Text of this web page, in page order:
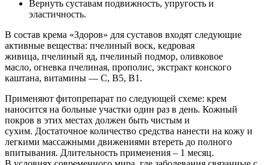
Вернуть суставам подвижность, упругость и
эластичность.
В состав крема «Здоров» для суставов входят следующие
активные вещества: пчелиный воск, кедровая
живица, пчелиный яд, пчелиный подмор, оливковое
масло, огневка пчелиная, прополис, экстракт конского
каштана, витамины — С, В5, В1.
Применяют фитопрепарат по следующей схеме: крем
наносится на больные участки один раз в день. Кожный
покров в этих местах должен быть чистым и
сухим. Достаточное количество средства нанести на кожу и
легкими массажными движениями втереть до полного
впитывания. Длительность применения – 1 месяц.